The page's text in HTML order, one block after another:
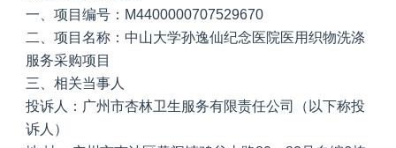
一、项目编号：M4400000707529670
二、项目名称：中山大学孙逸仙纪念医院医用织物洗涤
服务采购项目
三、相关当事人
投诉人：广州市杏林卫生服务有限责任公司（以下称投
诉人）